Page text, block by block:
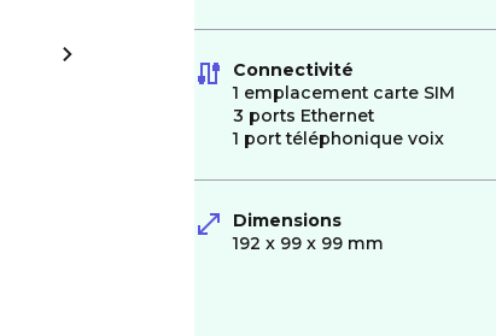
Connectivité
1 emplacement carte SIM
3 ports Ethernet
1 port téléphonique voix
Dimensions
192 x 99 x 99 mm